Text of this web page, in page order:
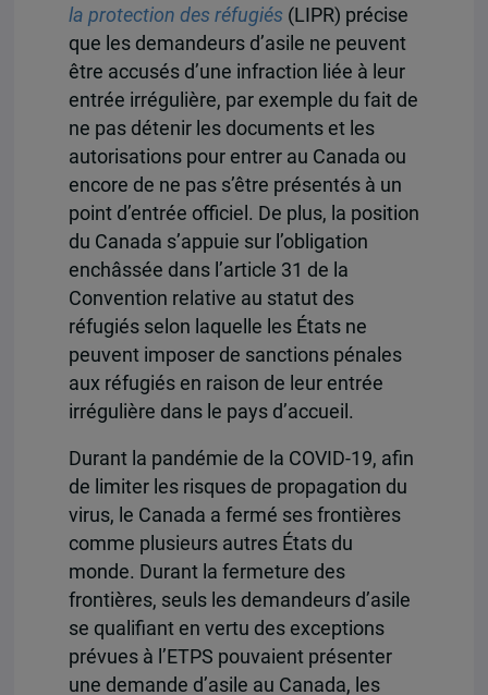
la protection des réfugiés (LIPR) précise
que les demandeurs d’asile ne peuvent
être accusés d’une infraction liée à leur
entrée irrégulière, par exemple du fait de
ne pas détenir les documents et les
autorisations pour entrer au Canada ou
encore de ne pas s’être présentés à un
point d’entrée officiel. De plus, la position
du Canada s’appuie sur l’obligation
enchâssée dans l’article 31 de la
Convention relative au statut des
réfugiés selon laquelle les États ne
peuvent imposer de sanctions pénales
aux réfugiés en raison de leur entrée
irrégulière dans le pays d’accueil.
Durant la pandémie de la COVID-19, afin
de limiter les risques de propagation du
virus, le Canada a fermé ses frontières
comme plusieurs autres États du
monde. Durant la fermeture des
frontières, seuls les demandeurs d’asile
se qualifiant en vertu des exceptions
prévues à l’ETPS pouvaient présenter
une demande d’asile au Canada, les